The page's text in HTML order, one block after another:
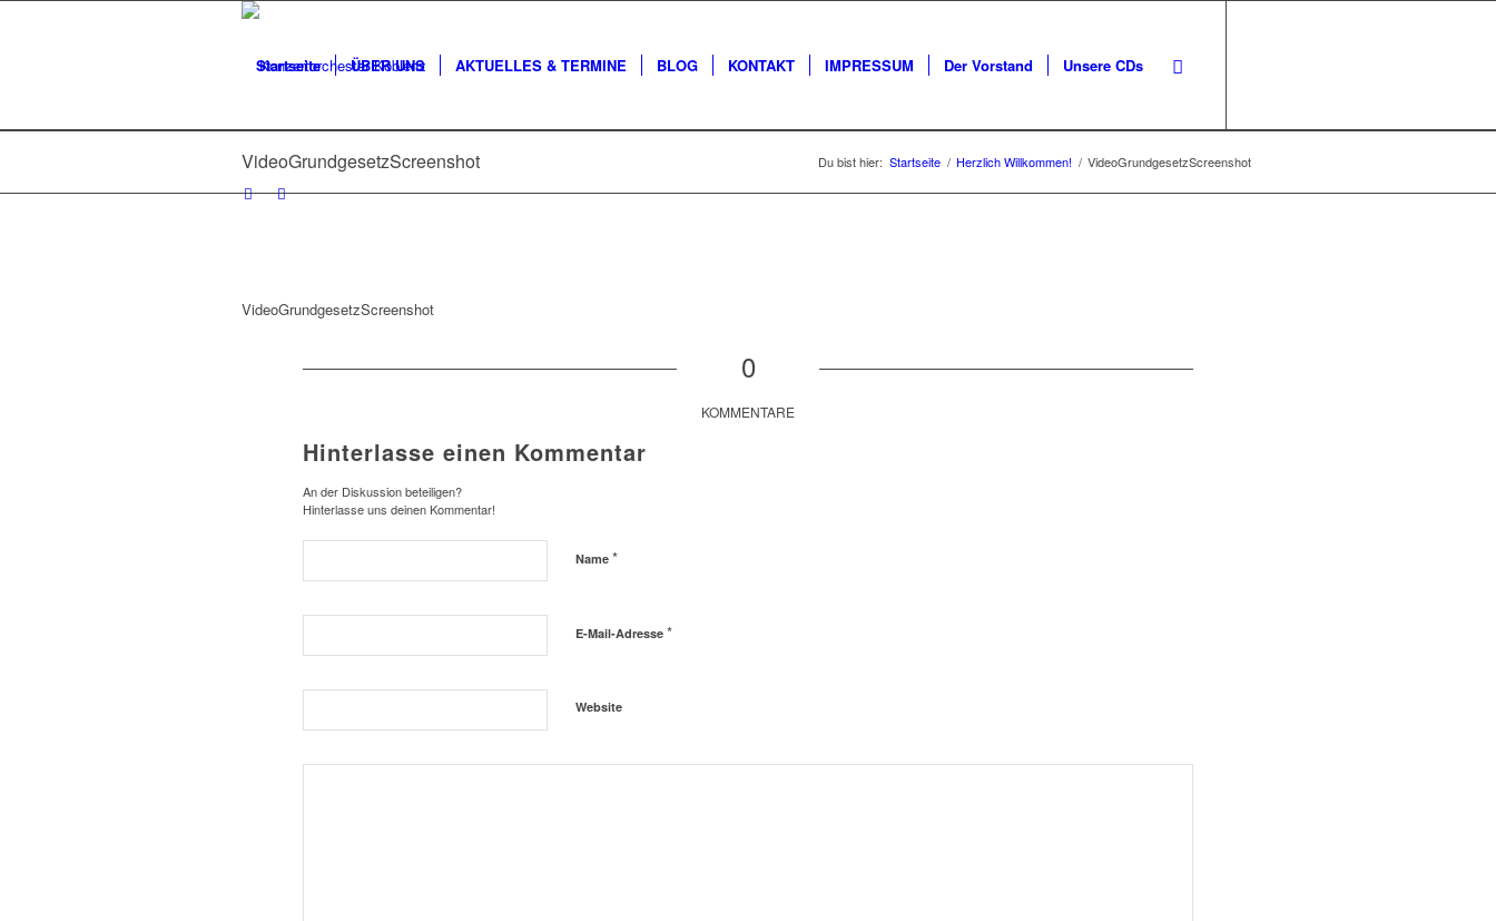
Startseite ÜBER UNS AKTUELLES & TERMINE BLOG KONTAKT IMPRESSUM Der Vorstand Unsere CDs
VideoGrundgesetzScreenshot Du bist hier: Startseite / Herzlich Willkommen! / VideoGrundgesetzScreenshot
VideoGrundgesetzScreenshot
0
KOMMENTARE
Hinterlasse einen Kommentar
An der Diskussion beteiligen?
Hinterlasse uns deinen Kommentar!
Name *
E-Mail-Adresse *
Website